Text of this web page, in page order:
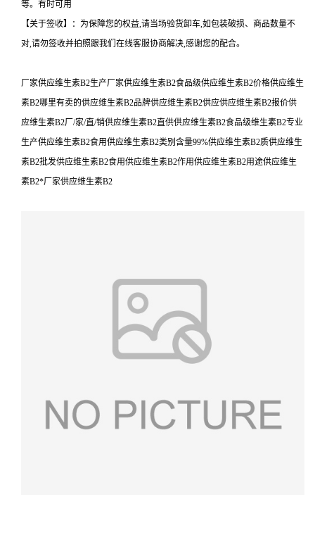
等。有时可用
【关于签收】：为保障您的权益,请当场验货卸车,如包装破损、商品数量不
对,请勿签收并拍照跟我们在线客服协商解决,感谢您的配合。
厂家供应维生素B2生产厂家供应维生素B2食品级供应维生素B2价格供应维生
素B2哪里有卖的供应维生素B2品牌供应维生素B2供应供应维生素B2报价供
应维生素B2厂/家/直/销供应维生素B2直供供应维生素B2食品级维生素B2专业
生产供应维生素B2食用供应维生素B2类别含量99%供应维生素B2质供应维生
素B2批发供应维生素B2食用供应维生素B2作用供应维生素B2用途供应维生
素B2*厂家供应维生素B2